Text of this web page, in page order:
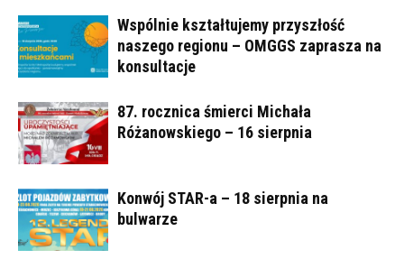
Wspólnie kształtujemy przyszłość
naszego regionu – OMGGS zaprasza na
konsultacje
87. rocznica śmierci Michała
Różanowskiego – 16 sierpnia
Konwój STAR-a – 18 sierpnia na
bulwarze